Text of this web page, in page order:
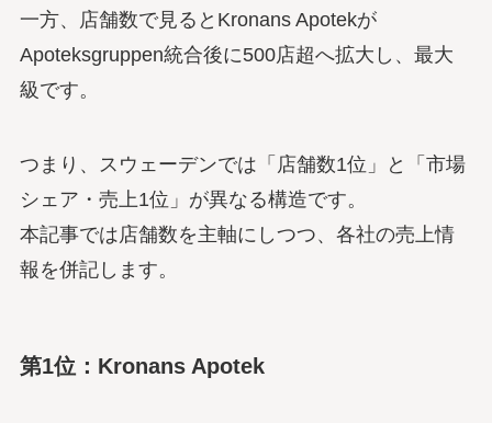
一方、店舗数で見るとKronans Apotekが
Apoteksgruppen統合後に500店超へ拡大し、最大
級です。
つまり、スウェーデンでは「店舗数1位」と「市場
シェア・売上1位」が異なる構造です。
本記事では店舗数を主軸にしつつ、各社の売上情
報を併記します。
第1位：Kronans Apotek